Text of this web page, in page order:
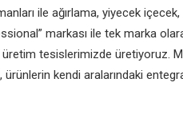
ile ağırlama, yiyecek
markası ile tek marka
tesislerimizde üretiyoruz.
kendi aralarındaki